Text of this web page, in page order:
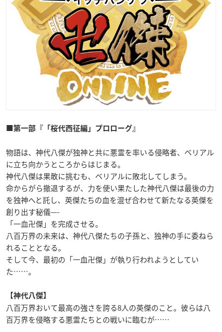
■第一部『「桜代西征編」プロローグ』
物語は、神代八傑が独神と共に悪霊を率いる侵略者、ベリアル
に立ち向かうところからはじまる。
神代八傑は果敢に挑むも、ベリアルに敗北してしまう。
命からがら撤退するが、力を使い果たした神代八傑は最後の力
を独神へと託し、英傑たちの血を混ぜ合わせて新たなる英傑を
創り出す秘儀—-
「一血卍傑」を完成させる。
八百万界の未来は、神代八傑たちの子孫と、独神の手に委ねら
れることとなる。
そして今、最初の「一血卍傑」が執り行われようとしてい
た……。
【神代八傑】
八百万界おいて最高の強さを誇る8人の英傑のこと。彼らは八
百万界を侵略する悪霊たちとの戦いに臨むが……